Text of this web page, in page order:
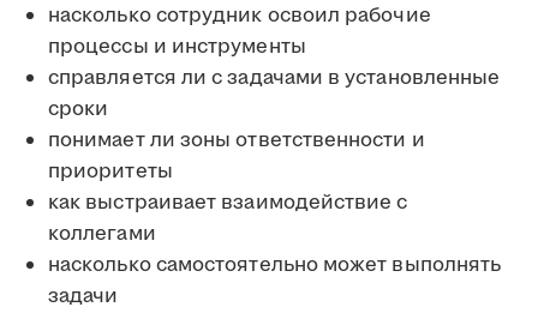
насколько сотрудник освоил рабочие
процессы и инструменты
справляется ли с задачами в установленные
сроки
понимает ли зоны ответственности и
приоритеты
как выстраивает взаимодействие с
коллегами
насколько самостоятельно может выполнять
задачи